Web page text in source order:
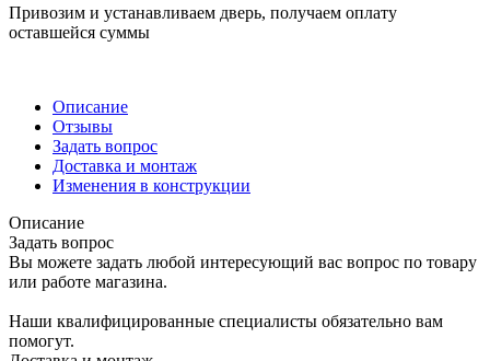
Привозим и устанавливаем дверь, получаем оплату
оставшейся суммы
Описание
Отзывы
Задать вопрос
Доставка и монтаж
Изменения в конструкции
Описание
Задать вопрос
Вы можете задать любой интересующий вас вопрос по товару
или работе магазина.
Наши квалифицированные специалисты обязательно вам
помогут.